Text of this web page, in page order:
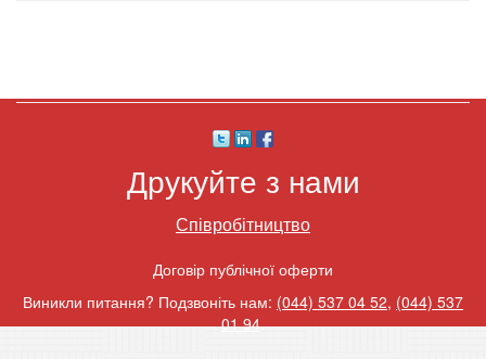
Друкуйте з нами
Співробітництво
Договір публічної оферти
Виникли питання? Подзвоніть нам: (044) 537 04 52, (044) 537
01 94.